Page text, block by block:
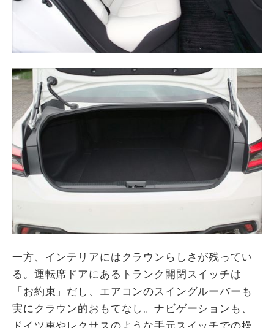
一方、インテリアにはクラウンらしさが残ってい
る。運転席ドアにあるトランク開閉スイッチは
「お約束」だし、エアコンのスイングルーバーも
実にクラウン的おもてなし。ナビゲーションも、